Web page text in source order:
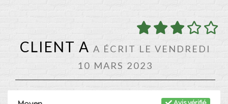
CLIENT A A ÉCRIT LE VENDREDI
10 MARS 2023